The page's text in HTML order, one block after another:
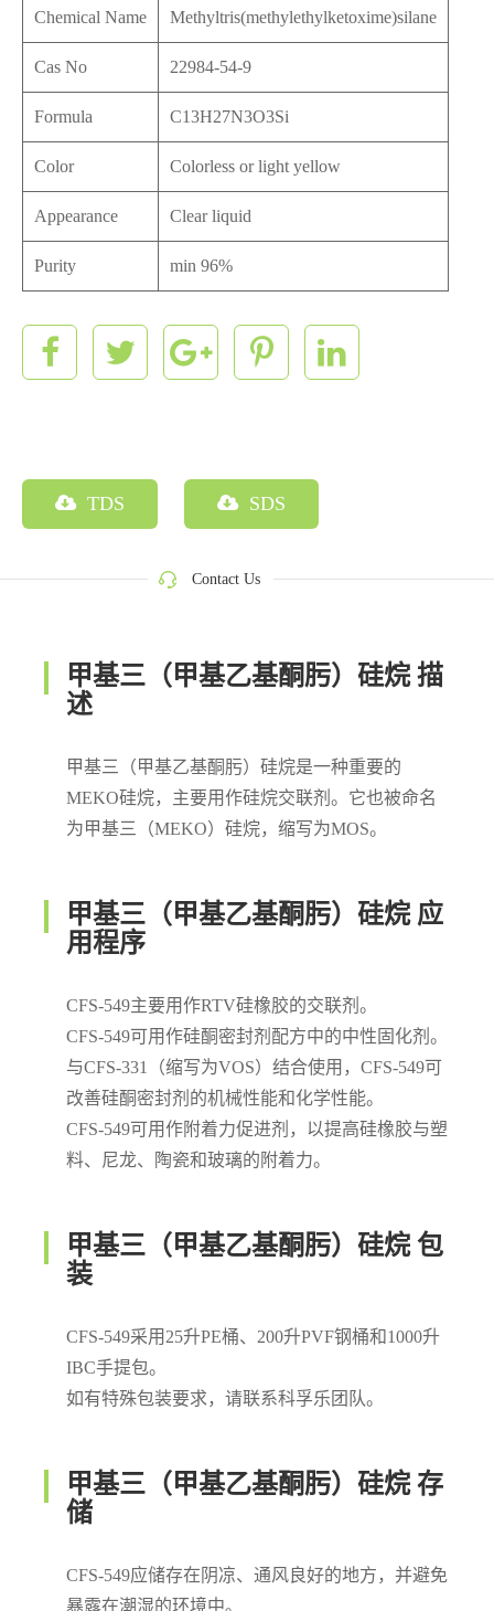
Chemical Name Methyltris(methylethylketoxime)silane
Cas No 22984-54-9
Formula C13H27N3O3Si
Color Colorless or light yellow
Appearance Clear liquid
Purity min 96%
TDS SDS
Contact Us
甲基三（甲基乙基酮肟）硅烷 描
述
甲基三（甲基乙基酮肟）硅烷是一种重要的
MEKO硅烷，主要用作硅烷交联剂。它也被命名
为甲基三（MEKO）硅烷，缩写为MOS。
甲基三（甲基乙基酮肟）硅烷 应
用程序
CFS-549主要用作RTV硅橡胶的交联剂。
CFS-549可用作硅酮密封剂配方中的中性固化剂。
与CFS-331（缩写为VOS）结合使用，CFS-549可
改善硅酮密封剂的机械性能和化学性能。
CFS-549可用作附着力促进剂，以提高硅橡胶与塑
料、尼龙、陶瓷和玻璃的附着力。
甲基三（甲基乙基酮肟）硅烷 包
装
CFS-549采用25升PE桶、200升PVF钢桶和1000升
IBC手提包。
如有特殊包装要求，请联系科孚乐团队。
甲基三（甲基乙基酮肟）硅烷 存
储
CFS-549应储存在阴凉、通风良好的地方，并避免
暴露在潮湿的环境中。